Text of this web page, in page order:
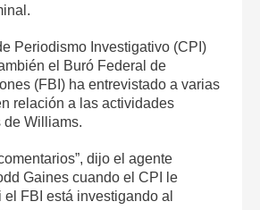
Periodismo Investigativo (CPI)
el Buró Federal de
(FBI) ha entrevistado a varias
relación a las actividades
de Williams.
dijo el agente
Gaines cuando el CPI le
el FBI está investigando al